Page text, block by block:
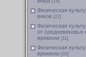
[24]
Физическая
веков [22]
Физическая
от средневековья
времени [11]
Физическая
времени [93]